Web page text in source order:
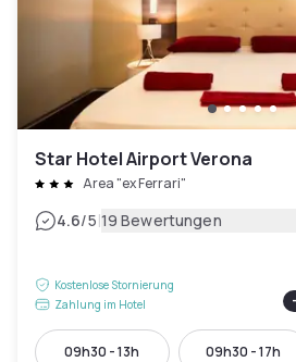
Star Hotel Airport Verona
Area "ex Ferrari"
4.6/5|19 Bewertungen
Kostenlose Stornierung
Zahlung im Hotel
-
09h30 - 13h 09h30 - 17h